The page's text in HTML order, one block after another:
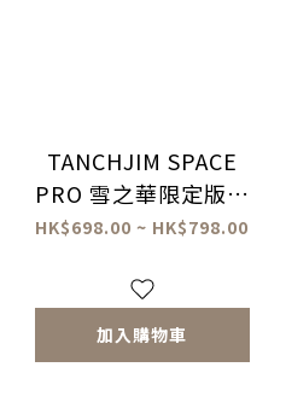
TANCHJIM SPACE
PRO 雪之華限定版隨
身解碼耳擴 (附送淺野
HK$698.00 ~ HK$798.00
加入購物車